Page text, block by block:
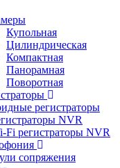
Купольная
Цилиндрическая
Компактная
Панорамная
Поворотная
регистраторы
NVR
Fi регистраторы NVR
сопряжения